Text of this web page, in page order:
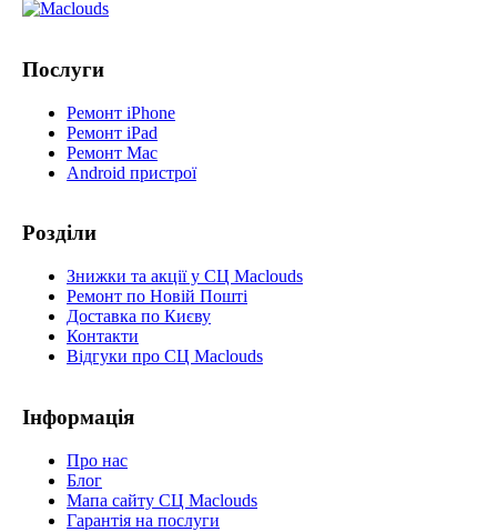
Послуги
Ремонт iPhone
Ремонт iPad
Ремонт Mac
Android пристрої
Розділи
Знижки та акції у СЦ Maclouds
Ремонт по Новій Пошті
Доставка по Києву
Контакти
Відгуки про СЦ Maclouds
Інформація
Про нас
Блог
Мапа сайту СЦ Maclouds
Гарантія на послуги